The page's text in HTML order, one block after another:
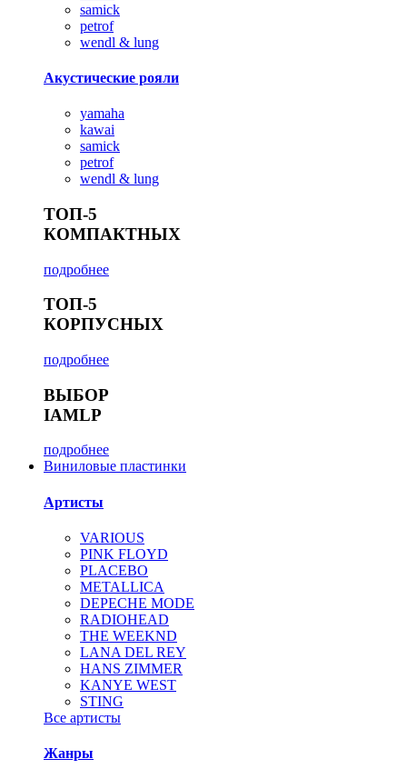
samick
petrof
wendl & lung
Акустические рояли
yamaha
kawai
samick
petrof
wendl & lung
ТОП-5
КОМПАКТНЫХ
подробнее
ТОП-5
КОРПУСНЫХ
подробнее
ВЫБОР
IAMLP
подробнее
Виниловые пластинки
Артисты
VARIOUS
PINK FLOYD
PLACEBO
METALLICA
DEPECHE MODE
RADIOHEAD
THE WEEKND
LANA DEL REY
HANS ZIMMER
KANYE WEST
STING
Все артисты
Жанры